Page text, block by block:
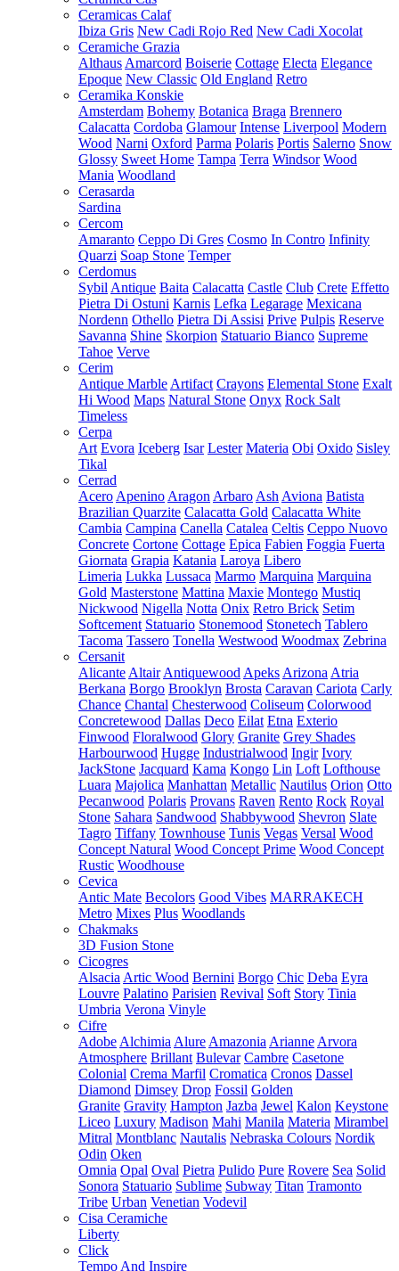
Ceramicas Calaf
Ibiza Gris New Cadi Rojo Red New Cadi Xocolat
Ceramiche Grazia
Althaus Amarcord Boiserie Cottage Electa Elegance
Epoque New Classic Old England Retro
Ceramika Konskie
Amsterdam Bohemy Botanica Braga Brennero
Calacatta Cordoba Glamour Intense Liverpool Modern
Wood Narni Oxford Parma Polaris Portis Salerno Snow
Glossy Sweet Home Tampa Terra Windsor Wood
Mania Woodland
Cerasarda
Sardina
Cercom
Amaranto Ceppo Di Gres Cosmo In Contro Infinity
Quarzi Soap Stone Temper
Cerdomus
Sybil Antique Baita Calacatta Castle Club Crete Effetto
Pietra Di Ostuni Karnis Lefka Legarage Mexicana
Nordenn Othello Pietra Di Assisi Prive Pulpis Reserve
Savanna Shine Skorpion Statuario Bianco Supreme
Tahoe Verve
Cerim
Antique Marble Artifact Crayons Elemental Stone Exalt
Hi Wood Maps Natural Stone Onyx Rock Salt
Timeless
Cerpa
Art Evora Iceberg Isar Lester Materia Obi Oxido Sisley
Tikal
Cerrad
Acero Apenino Aragon Arbaro Ash Aviona Batista
Brazilian Quarzite Calacatta Gold Calacatta White
Cambia Campina Canella Catalea Celtis Ceppo Nuovo
Concrete Cortone Cottage Epica Fabien Foggia Fuerta
Giornata Grapia Katania Laroya Libero
Limeria Lukka Lussaca Marmo Marquina Marquina
Gold Masterstone Mattina Maxie Montego Mustiq
Nickwood Nigella Notta Onix Retro Brick Setim
Softcement Statuario Stonemood Stonetech Tablero
Tacoma Tassero Tonella Westwood Woodmax Zebrina
Cersanit
Alicante Altair Antiquewood Apeks Arizona Atria
Berkana Borgo Brooklyn Brosta Caravan Cariota Carly
Chance Chantal Chesterwood Coliseum Colorwood
Concretewood Dallas Deco Eilat Etna Exterio
Finwood Floralwood Glory Granite Grey Shades
Harbourwood Hugge Industrialwood Ingir Ivory
JackStone Jacquard Kama Kongo Lin Loft Lofthouse
Luara Majolica Manhattan Metallic Nautilus Orion Otto
Pecanwood Polaris Provans Raven Rento Rock Royal
Stone Sahara Sandwood Shabbywood Shevron Slate
Tagro Tiffany Townhouse Tunis Vegas Versal Wood
Concept Natural Wood Concept Prime Wood Concept
Rustic Woodhouse
Cevica
Antic Mate Becolors Good Vibes MARRAKECH
Metro Mixes Plus Woodlands
Chakmaks
3D Fusion Stone
Cicogres
Alsacia Artic Wood Bernini Borgo Chic Deba Eyra
Louvre Palatino Parisien Revival Soft Story Tinia
Umbria Verona Vinyle
Cifre
Adobe Alchimia Alure Amazonia Arianne Arvora
Atmosphere Brillant Bulevar Cambre Casetone
Colonial Crema Marfil Cromatica Cronos Dassel
Diamond Dimsey Drop Fossil Golden
Granite Gravity Hampton Jazba Jewel Kalon Keystone
Liceo Luxury Madison Mahi Manila Materia Mirambel
Mitral Montblanc Nautalis Nebraska Colours Nordik
Odin Oken
Omnia Opal Oval Pietra Pulido Pure Rovere Sea Solid
Sonora Statuario Sublime Subway Titan Tramonto
Tribe Urban Venetian Vodevil
Cisa Ceramiche
Liberty
Click
Tempo And Inspire